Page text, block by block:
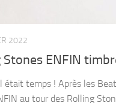
2022
Stones ENFIN
était temps ! Après les
au tour des Rolling